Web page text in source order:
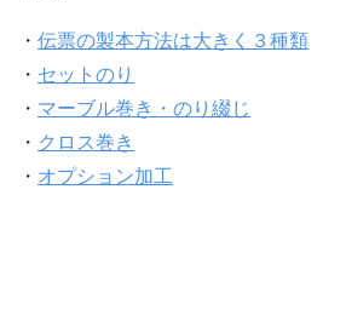
・ 伝票の製本方法は大きく３種類
・ セットのり
・ マーブル巻き・のり綴じ
・ クロス巻き
・ オプション加工